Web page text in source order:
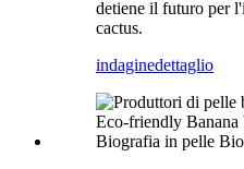
detiene il futuro per
cactus.
indaginedettaglio